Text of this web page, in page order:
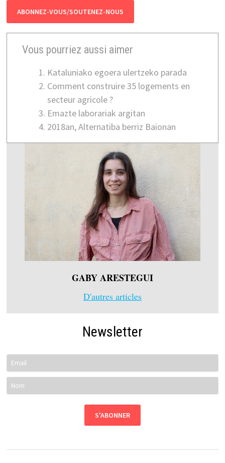
ABONNEZ-VOUS/SOUTENEZ-NOUS
Vous pourriez aussi aimer
Kataluniako egoera ulertzeko parada
Comment construire 35 logements en
secteur agricole ?
Emazte laborariak argitan
2018an, Alternatiba berriz Baionan
GABY ARESTEGUI
D'autres articles
Newsletter